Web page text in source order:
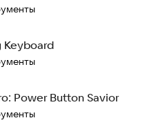
Keyboard
Power Button Savior